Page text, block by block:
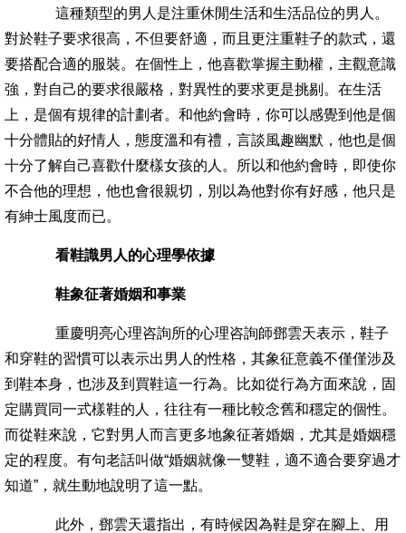
這種類型的男人是注重休閒生活和生活品位的男人。
對於鞋子要求很高，不但要舒適，而且更注重鞋子的款式，還
要搭配合適的服裝。在個性上，他喜歡掌握主動權，主觀意識
強，對自己的要求很嚴格，對異性的要求更是挑剔。在生活
上，是個有規律的計劃者。和他約會時，你可以感覺到他是個
十分體貼的好情人，態度溫和有禮，言談風趣幽默，他也是個
十分了解自己喜歡什麼樣女孩的人。所以和他約會時，即使你
不合他的理想，他也會很親切，別以為他對你有好感，他只是
有紳士風度而已。
看鞋識男人的心理學依據
鞋象征著婚姻和事業
重慶明亮心理咨詢所的心理咨詢師鄧雲天表示，鞋子
和穿鞋的習慣可以表示出男人的性格，其象征意義不僅僅涉及
到鞋本身，也涉及到買鞋這一行為。比如從行為方面來說，固
定購買同一式樣鞋的人，往往有一種比較念舊和穩定的個性。
而從鞋來說，它對男人而言更多地象征著婚姻，尤其是婚姻穩
定的程度。有句老話叫做“婚姻就像一雙鞋，適不適合要穿過才
知道”，就生動地說明了這一點。
此外，鄧雲天還指出，有時候因為鞋是穿在腳上、用